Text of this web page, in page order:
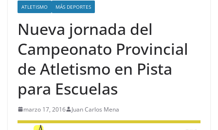
ATLETISMO MÁS DEPORTES
Nueva jornada del
Campeonato Provincial
de Atletismo en Pista
para Escuelas
marzo 17, 2016 Juan Carlos Mena